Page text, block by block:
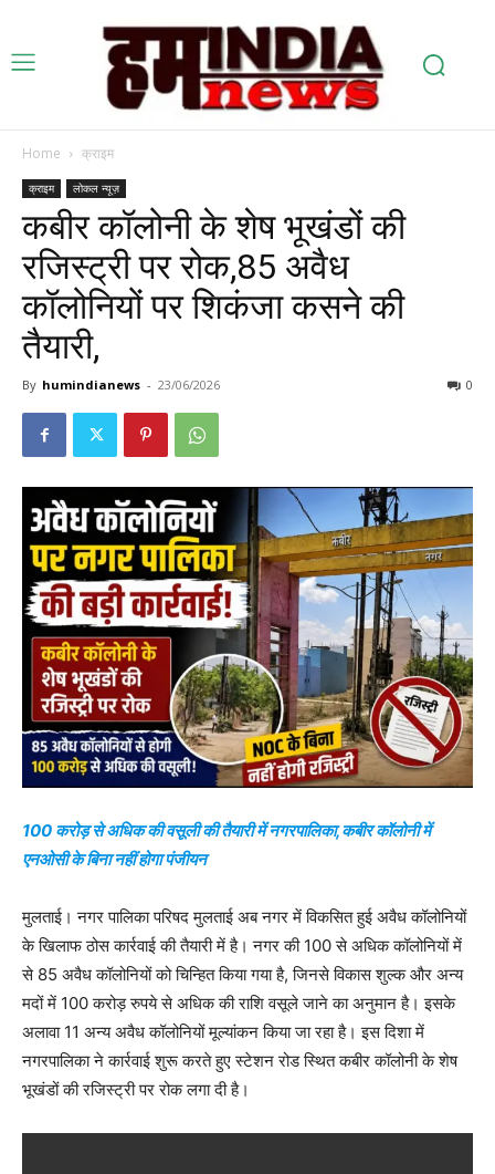
Home क्राइम
क्राइम लोकल न्यूज़
कबीर कॉलोनी के शेष भूखंडों की
रजिस्ट्री पर रोक,85 अवैध
कॉलोनियों पर शिकंजा कसने की
तैयारी,
By humindianews - 23/06/2026 0
100 करोड़ से अधिक की वसूली की तैयारी में नगरपालिका,कबीर कॉलोनी में
एनओसी के बिना नहीं होगा पंजीयन
मुलताई। नगर पालिका परिषद मुलताई अब नगर में विकसित हुई अवैध कॉलोनियों
के खिलाफ ठोस कार्रवाई की तैयारी में है। नगर की 100 से अधिक कॉलोनियों में
से 85 अवैध कॉलोनियों को चिन्हित किया गया है, जिनसे विकास शुल्क और अन्य
मदों में 100 करोड़ रुपये से अधिक की राशि वसूले जाने का अनुमान है। इसके
अलावा 11 अन्य अवैध कॉलोनियों मूल्यांकन किया जा रहा है। इस दिशा में
नगरपालिका ने कार्रवाई शुरू करते हुए स्टेशन रोड स्थित कबीर कॉलोनी के शेष
भूखंडों की रजिस्ट्री पर रोक लगा दी है।